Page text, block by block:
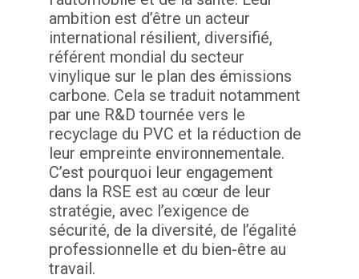
ambition est d’être un acteur
international résilient, diversifié,
référent mondial du secteur
vinylique sur le plan des émissions
carbone. Cela se traduit notamment
par une R&D tournée vers le
recyclage du PVC et la réduction de
leur empreinte environnementale.
C’est pourquoi leur engagement
dans la RSE est au cœur de leur
stratégie, avec l’exigence de
sécurité, de la diversité, de l’égalité
professionnelle et du bien-être au
travail.